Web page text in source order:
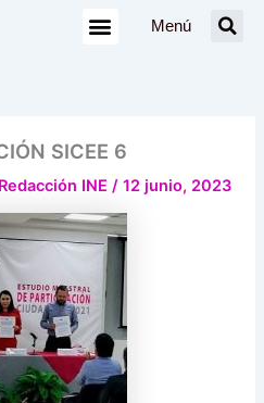
Menú
SICEE 6
Redacción INE/12 junio, 2023